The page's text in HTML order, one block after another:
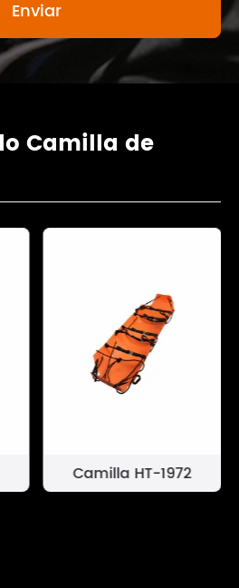
Camilla de
Camilla HT-1972